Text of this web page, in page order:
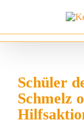
springen
Schüler
Schmelz